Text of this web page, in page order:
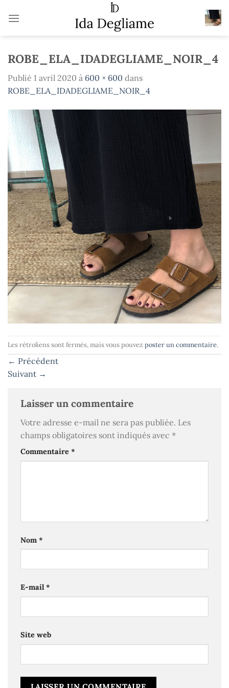
ROBE_ELA_IDADEGLIAME_NOIR_4
Publié 1 avril 2020 à 600 × 600 dans
ROBE_ELA_IDADEGLIAME_NOIR_4
Les rétroliens sont fermés, mais vous pouvez poster un commentaire.
← Précédent
Suivant →
Laisser un commentaire
Votre adresse e-mail ne sera pas publiée. Les
champs obligatoires sont indiqués avec *
Commentaire *
Nom *
E-mail*
Site web